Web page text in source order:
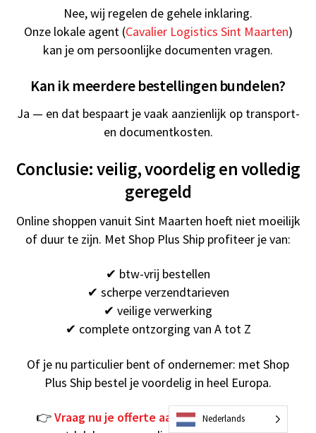
Nee, wij regelen de gehele inklaring.
Onze lokale agent (Cavalier Logistics Sint Maarten)
kan je om persoonlijke documenten vragen.
Kan ik meerdere bestellingen bundelen?
Ja — en dat bespaart je vaak aanzienlijk op transport-
en documentkosten.
Conclusie: veilig, voordelig en volledig
geregeld
Online shoppen vanuit Sint Maarten hoeft niet moeilijk
of duur te zijn. Met Shop Plus Ship profiteer je van:
✔ btw-vrij bestellen
✔ scherpe verzendtarieven
✔ veilige verwerking
✔ complete ontzorging van A tot Z
Of je nu particulier bent of ondernemer: met Shop
Plus Ship bestel je voordelig in heel Europa.
👉Vraag nu je offerte aan via Shop Plus Ship
To
Nederlands